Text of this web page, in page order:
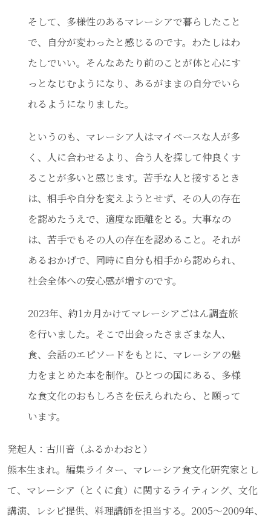
そして、多様性のあるマレーシアで暮らしたこと
で、自分が変わったと感じるのです。わたしはわ
たしでいい。そんなあたり前のことが体と心にす
っとなじむようになり、あるがままの自分でいら
れるようになりました。
というのも、マレーシア人はマイペースな人が多
く、人に合わせるより、合う人を探して仲良くす
ることが多いと感じます。苦手な人と接するとき
は、相手や自分を変えようとせず、その人の存在
を認めたうえで、適度な距離をとる。大事なの
は、苦手でもその人の存在を認めること。それが
あるおかげで、同時に自分も相手から認められ、
社会全体への安心感が増すのです。
2023年、約1カ月かけてマレーシアごはん調査旅
を行いました。そこで出会ったさまざまな人、
食、会話のエピソードをもとに、マレーシアの魅
力をまとめた本を制作。ひとつの国にある、多様
な食文化のおもしろさを伝えられたら、と願って
います。
発起人：古川音（ふるかわおと）
熊本生まれ。編集ライター、マレーシア食文化研究家とし
て、マレーシア（とくに食）に関するライティング、文化
講演、レシピ提供、料理講師を担当する。2005〜2009年、